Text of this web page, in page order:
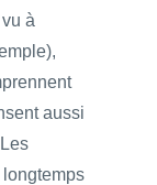
à
aussi